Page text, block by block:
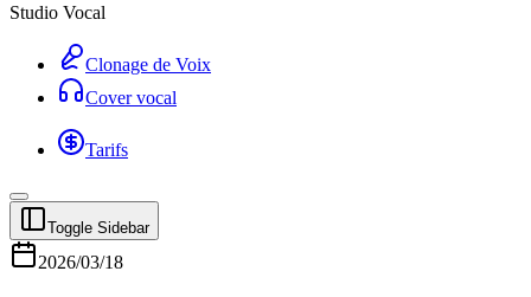
Studio Vocal
Clonage de Voix
Cover vocal
Tarifs
Toggle Sidebar
2026/03/18